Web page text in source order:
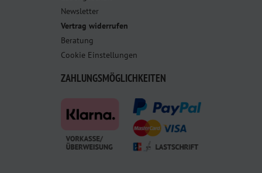
Newsletter
Vertrag widerrufen
Beratung
Cookie Einstellungen
ZAHLUNGSMÖGLICHKEITEN